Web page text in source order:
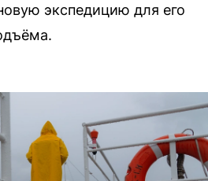
экспедицию для его